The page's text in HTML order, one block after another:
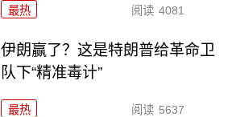
最热 阅读 4081
伊朗赢了？这是特朗普给革命卫
队下“精准毒计”
最热 阅读 5637